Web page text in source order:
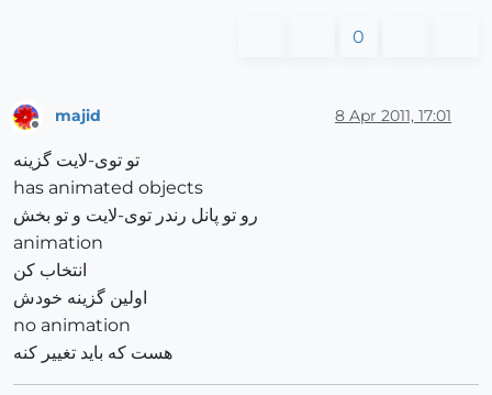
0
Offline
majid 8 Apr 2011, 17:01
تو توی-لایت گزینه
has animated objects
رو تو پانل رندر توی-لایت و تو بخش
animation
انتخاب کن
اولین گزینه خودش
no animation
هست که باید تغییر کنه